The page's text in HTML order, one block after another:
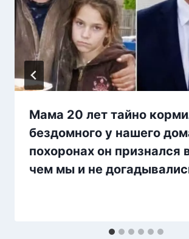
Мама 20 лет тайно
бездомного у нашего
похоронах он признался
чем мы и не